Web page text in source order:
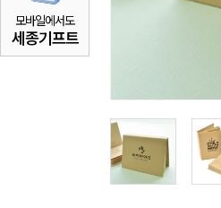
모바일에서도
세종기프트